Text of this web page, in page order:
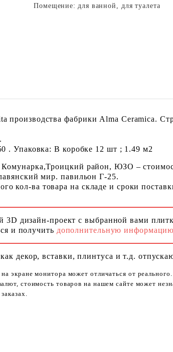
Помещение: для ванной, для туалета
фабрики Alma Ceramica.
. Упаковка: В коробке 12 шт ; 1.49 м2
район, ЮЗО –
мир. павильон Г-25.
кол-ва товара на складе и сроки
3D дизайн-проект с выбранной вами
и получить дополнительную
декор, вставки, плинтуса и т.д.
экране монитора может отличаться от
стоимость товаров на нашем сайте может